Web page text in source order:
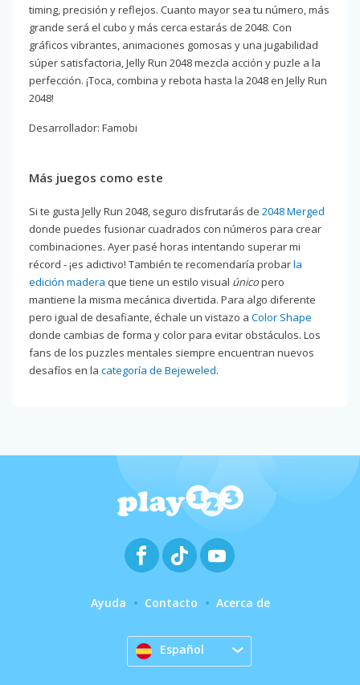
timing, precisión y reflejos. Cuanto mayor sea tu número, más
grande será el cubo y más cerca estarás de 2048. Con
gráficos vibrantes, animaciones gomosas y una jugabilidad
súper satisfactoria, Jelly Run 2048 mezcla acción y puzle a la
perfección. ¡Toca, combina y rebota hasta la 2048 en Jelly Run
2048!
Desarrollador: Famobi
Más juegos como este
Si te gusta Jelly Run 2048, seguro disfrutarás de 2048 Merged
donde puedes fusionar cuadrados con números para crear
combinaciones. Ayer pasé horas intentando superar mi
récord - ¡es adictivo! También te recomendaría probarla
edición madera que tiene un estilo visual únicopero
mantiene la misma mecánica divertida. Para algo diferente
pero igual de desafiante, échale un vistazo a Color Shape
donde cambias de forma y color para evitar obstáculos. Los
fans de los puzzles mentales siempre encuentran nuevos
desafíos en la categoría de Bejeweled.
Ayuda Contacto Acerca de
Español